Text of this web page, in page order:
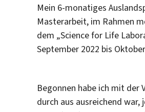
Mein 6-monatiges
Masterarbeit, im Rahmen
dem „Science for Life
September 2022 bis
Begonnen habe ich mit der
durch aus ausreichend